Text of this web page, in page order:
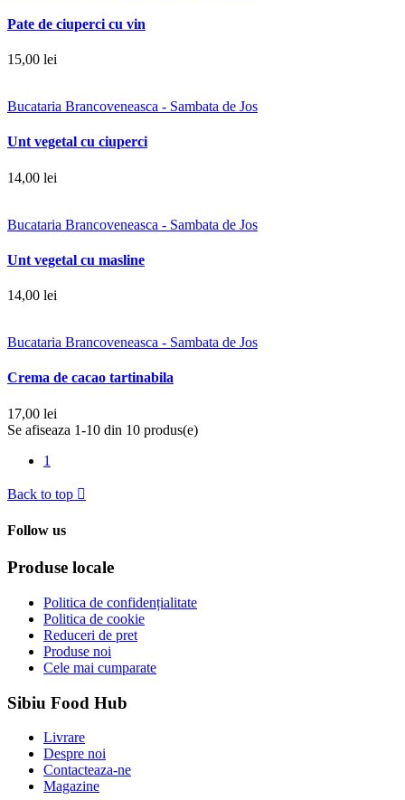
Pate de ciuperci cu vin
15,00 lei
Bucataria Brancoveneasca - Sambata de Jos
Unt vegetal cu ciuperci
14,00 lei
Bucataria Brancoveneasca - Sambata de Jos
Unt vegetal cu masline
14,00 lei
Bucataria Brancoveneasca - Sambata de Jos
Crema de cacao tartinabila
17,00 lei
Se afiseaza 1-10 din 10 produs(e)
1
Back to top 
Follow us
Produse locale
Politica de confidențialitate
Politica de cookie
Reduceri de pret
Produse noi
Cele mai cumparate
Sibiu Food Hub
Livrare
Despre noi
Contacteaza-ne
Magazine